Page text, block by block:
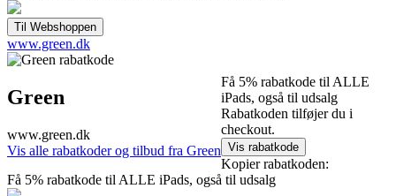
www.green.dk
Green
www.green.dk
Vis alle rabatkoder og tilbud fra Green
Få 5% rabatkode til ALLE
iPads, også til udsalg
Rabatkoden tilføjer du i
checkout.
Kopier rabatkoden:
Få 5% rabatkode til ALLE iPads, også til udsalg